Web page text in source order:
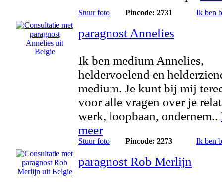
Stuur foto Pincode: 2731 Ik ben
paragnost Annelies
Ik ben medium Annelies,
heldervoelend en
medium. Je kunt bij mij
voor alle vragen over je
werk, loopbaan, ondernem..
meer
Stuur foto Pincode: 2273 Ik ben
paragnost Rob Merlijn